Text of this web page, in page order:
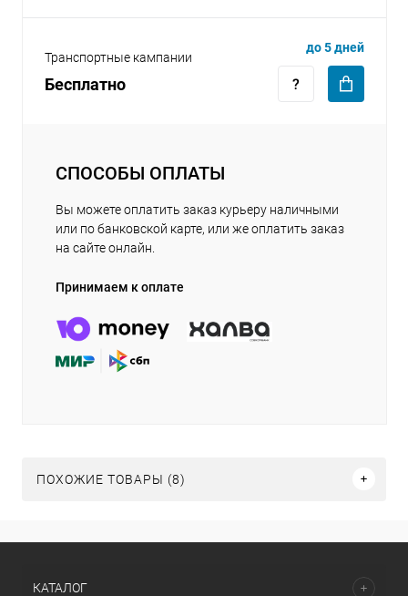
Транспортные кампании
Бесплатно
до 5 дней
СПОСОБЫ ОПЛАТЫ
Вы можете оплатить заказ курьеру наличными
или по банковской карте, или же оплатить заказ
на сайте онлайн.
Принимаем к оплате
ПОХОЖИЕ ТОВАРЫ (8)
раз в 2 недели
КАТАЛОГ